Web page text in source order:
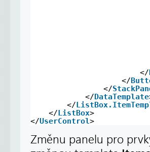
</
</
</
</DataTemplate
</
</ListBox>
</UserControl>
Změnu panelu pro